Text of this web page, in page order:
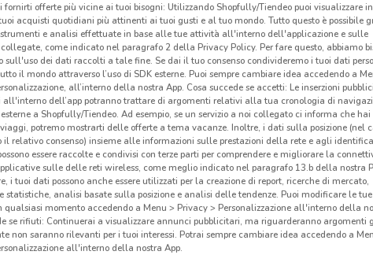
volantini nella tua zona. Riprova più tardi.
fornirti offerte più vicine ai tuoi bisogni: Utilizzando Shopfully/Tiendeo puoi visualizzare
acquisti quotidiani più attinenti ai tuoi gusti e al tuo mondo. Tutto questo è possibile
e analisi effettuate in base alle tue attività all'interno dell'applicazione e sulle
come indicato nel paragrafo 2 della Privacy Policy. Per fare questo, abbiamo
sull'uso dei dati raccolti a tale fine. Se dai il tuo consenso condivideremo i tuoi dati
il mondo attraverso l’uso di SDK esterne. Puoi sempre cambiare idea accedendo a
all’interno della nostra App. Cosa succede se accetti: Le inserzioni
all'interno dell’app potranno trattare di argomenti relativi alla tua cronologia di
a Shopfully/Tiendeo. Ad esempio, se un servizio a noi collegato ci informa che
potremo mostrarti delle offerte a tema vacanze. Inoltre, i dati sulla posizione (nel
il relativo consenso) insieme alle informazioni sulle prestazioni della rete e agli
essere raccolte e condivisi con terze parti per comprendere e migliorare la
sulle delle reti wireless, come meglio indicato nel paragrafo 13.b della nostra
i tuoi dati possono anche essere utilizzati per la creazione di report, ricerche di mercato,
statistiche, analisi basate sulla posizione e analisi delle tendenze. Puoi modificare le tue
qualsiasi momento accedendo a Menu > Privacy > Personalizzazione all'interno della
se rifiuti: Continuerai a visualizzare annunci pubblicitari, ma riguarderanno argomenti
non saranno rilevanti per i tuoi interessi. Potrai sempre cambiare idea accedendo a
all'interno della nostra App.